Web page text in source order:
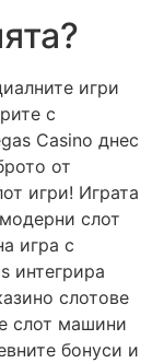
игри
с
Casino днес
от
игри! Играта
слот
игра с
интегрира
слотове
слот машини
бонуси и